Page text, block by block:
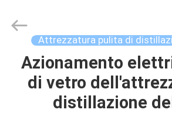
CASA
PRODOTTI
Lanphan
Industry
Reserved.
Attrezzatura pulita di
Azionamento
di vetro
distillazione